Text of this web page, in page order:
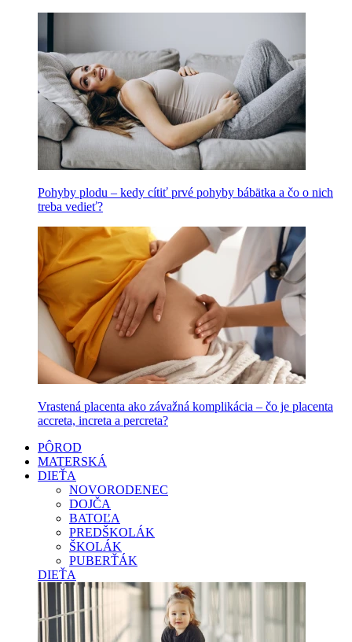
Pohyby plodu – kedy cítiť prvé pohyby bábätka a čo o nich
treba vedieť?
Vrastená placenta ako závažná komplikácia – čo je placenta
accreta, increta a percreta?
PÔROD
MATERSKÁ
DIEŤA
NOVORODENEC
DOJČA
BATOĽA
PREDŠKOLÁK
ŠKOLÁK
PUBERŤÁK
DIEŤA